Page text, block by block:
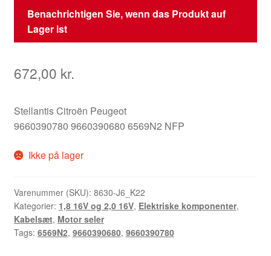
Benachrichtigen Sie, wenn das Produkt auf
Lager ist
672,00 kr.
Stellantis Citroën Peugeot
9660390780 9660390680 6569N2 NFP
Ikke på lager
Varenummer (SKU): 8630-J6_K22
Kategorier: 1,8 16V og 2,0 16V, Elektriske komponenter,
Kabelsæt, Motor seler
Tags: 6569N2, 9660390680, 9660390780